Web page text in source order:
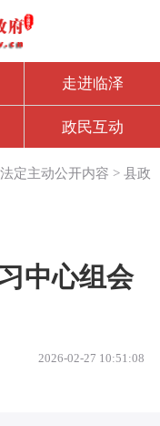
走进临泽
政民互动
法定主动公开内容 >县政
中心组会
2026-02-27 10:51:08